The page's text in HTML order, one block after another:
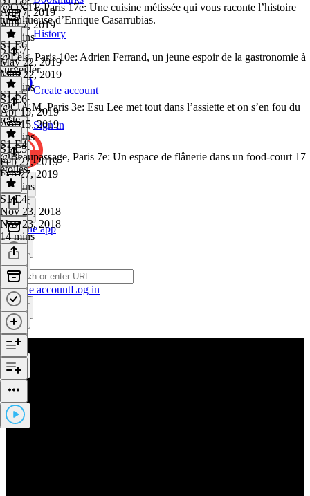
History
Create account
Sign in
Get the app
Create accountLog in
Aug 7, 2019
Aug 7, 2019
21 mins
@OXTE,Paris 17e: Une cuisine métissée qui vous raconte l’histoire
tumultueuse d’Enrique Casarrubias.
S1 E7·
May 22, 2019
May 22, 2019
26 mins
S1 E6
@Eels, Paris 10e: Adrien Ferrand, un jeune espoir de la gastronomie à
surveiller.
S1 E6·
Apr 15, 2019
Apr 15, 2019
20 mins
S1 E5
@C.A.M, Paris 3e: Esu Lee met tout dans l’assiette et on s’en fou du
reste.
S1 E5·
Feb 27, 2019
Feb 27, 2019
12 mins
S1 E4
@Beaupassage, Paris 7e: Un espace de flânerie dans un food-court 17
étoiles.
S1 E4·
Nov 23, 2018
Nov 23, 2018
14 mins